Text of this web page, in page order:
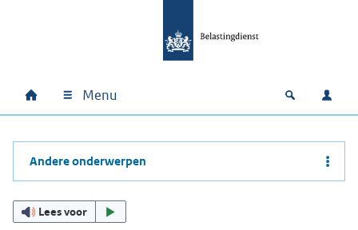
Hoofdnavigatie
Home Menu Open
Andere onderwerpen
Lees voor